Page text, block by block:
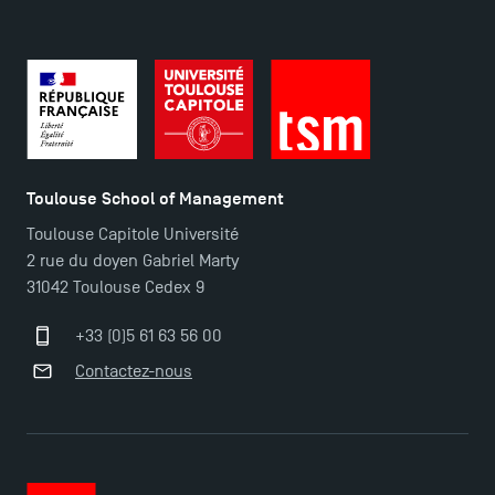
Toulouse School of Management
Toulouse Capitole Université
2 rue du doyen Gabriel Marty
31042 Toulouse Cedex 9
+33 (0)5 61 63 56 00
Contactez-nous